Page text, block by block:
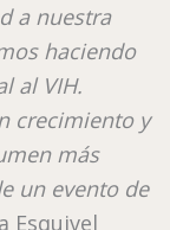
a nuestra
haciendo
al VIH.
crecimiento y
más
un evento de
Esquivel